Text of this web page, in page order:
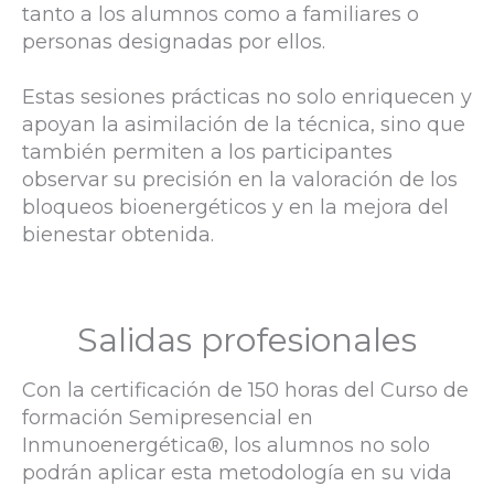
tanto a los alumnos como a familiares o
personas designadas por ellos.
Estas sesiones prácticas no solo enriquecen y
apoyan la asimilación de la técnica, sino que
también permiten a los participantes
observar su precisión en la valoración de los
bloqueos bioenergéticos y en la mejora del
bienestar obtenida.
Salidas profesionales
Con la certificación de 150 horas del Curso de
formación Semipresencial en
Inmunoenergética®, los alumnos no solo
podrán aplicar esta metodología en su vida